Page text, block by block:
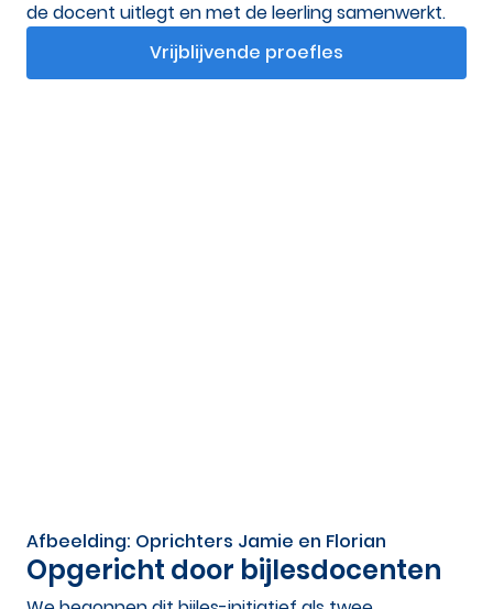
de docent uitlegt en met de leerling samenwerkt.
Vrijblijvende proefles
Opgericht door bijlesdocenten
Afbeelding: Oprichters Jamie en Florian